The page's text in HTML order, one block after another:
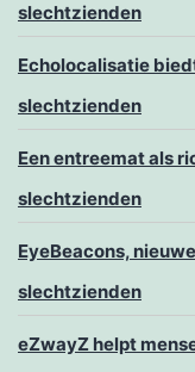
slechtzienden
Echolocalisatie
slechtzienden
Een entreemat als
slechtzienden
EyeBeacons,
slechtzienden
eZwayZ helpt